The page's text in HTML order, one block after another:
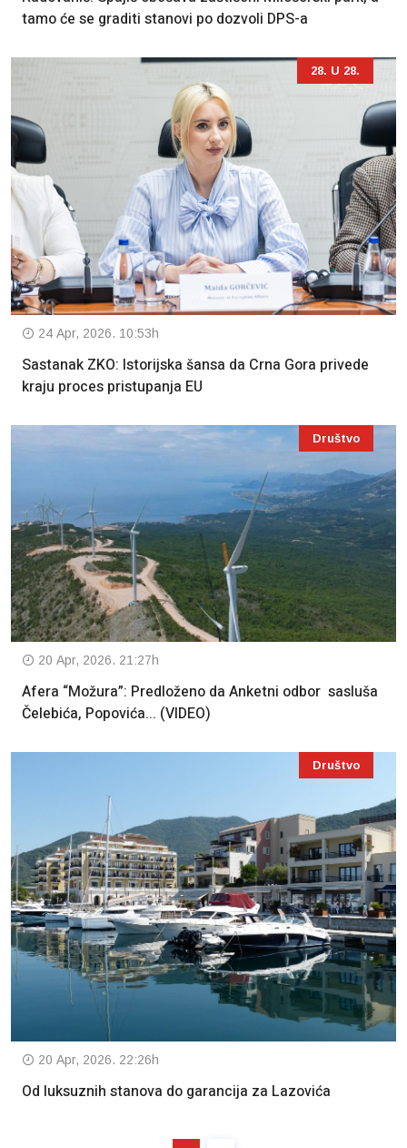
tamo će se graditi stanovi po dozvoli DPS-a
28. U 28.
24 Apr, 2026. 10:53h
Sastanak ZKO: Istorijska šansa da Crna Gora privede
kraju proces pristupanja EU
Društvo
20 Apr, 2026. 21:27h
Afera “Možura”: Predloženo da Anketni odbor sasluša
Čelebića, Popovića... (VIDEO)
Društvo
20 Apr, 2026. 22:26h
Od luksuznih stanova do garancija za Lazovića